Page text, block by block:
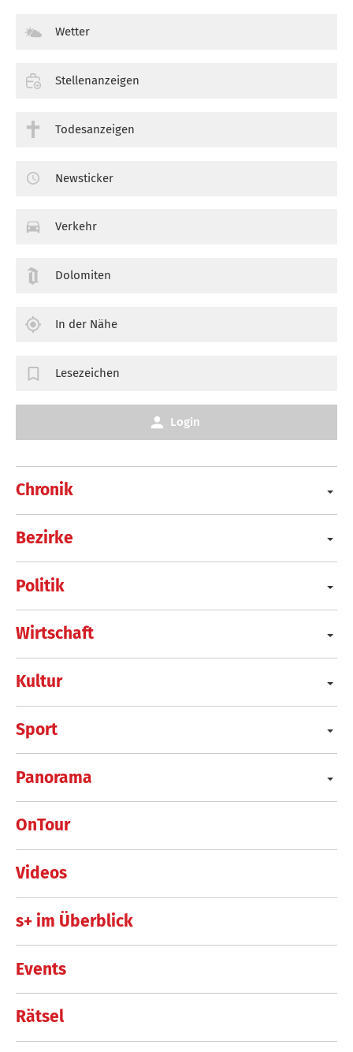
Chronik
Bezirke
Politik
Wirtschaft
Kultur
Sport
Panorama
OnTour
Videos
s+ im Überblick
Events
Rätsel
Wetter
Stellenanzeigen
Todesanzeigen
Newsticker
Verkehr
Dolomiten
In der Nähe
Lesezeichen
Login